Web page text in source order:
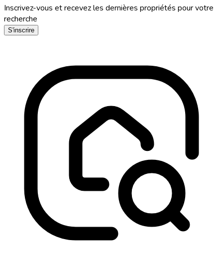
Inscrivez-vous et recevez les dernières propriétés pour votre
recherche
S'inscrire